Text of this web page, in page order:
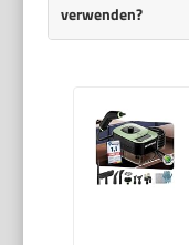
verwenden?